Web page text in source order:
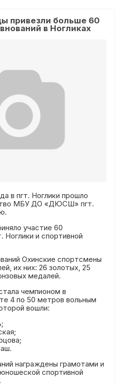
привезли больше 60
в Ногликах
в пгт. Ноглики прошло
МБУ ДО «ДЮСШ» пгт.
участие 60
Ноглики и спортивной
Охинские спортсмены
их них: 26 золотых, 25
медалей.
чемпионом в
4 по 50 метров вольным
вошли:
награждены грамотами и
спортивной